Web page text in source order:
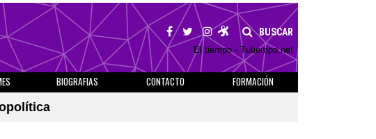
BUSCAR
El tiempo - Tutiempo.net
BIOGRAFIAS CONTACTO
FORMACIÓN